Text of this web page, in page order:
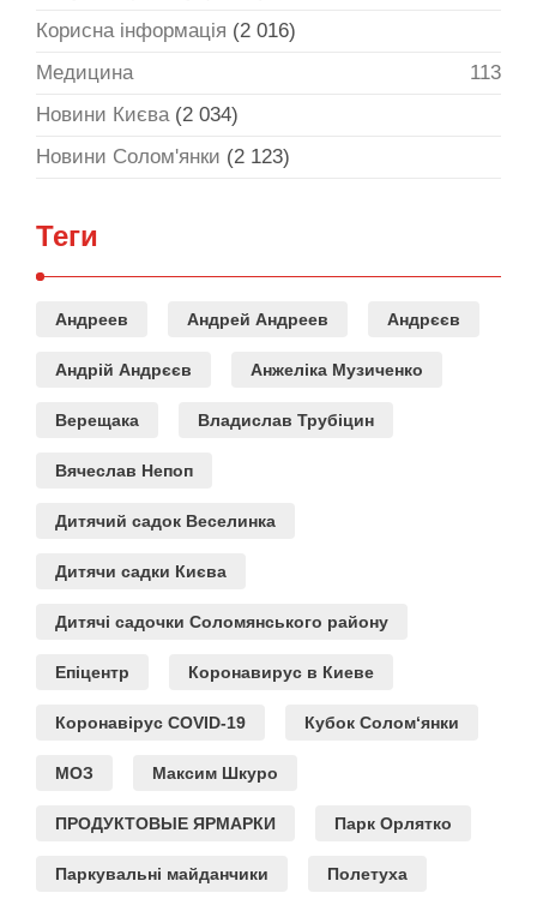
Корисна інформація (2 016)
Медицина
113
Новини Києва(2 034)
Новини Солом'янки (2 123)
Теги
Андреев Андрей Андреев Андрєєв
Андрій Андрєєв Анжеліка Музиченко
Верещака Владислав Трубіцин
Вячеслав Непоп
Дитячий садок Веселинка
Дитячи садки Києва
Дитячі садочки Соломянського району
Епіцентр Коронавирус в Киеве
Коронавірус COVID-19 Кубок Солом‘янки
МОЗ Максим Шкуро
ПРОДУКТОВЫЕ ЯРМАРКИ Парк Орлятко
Паркувальні майданчики Полетуха